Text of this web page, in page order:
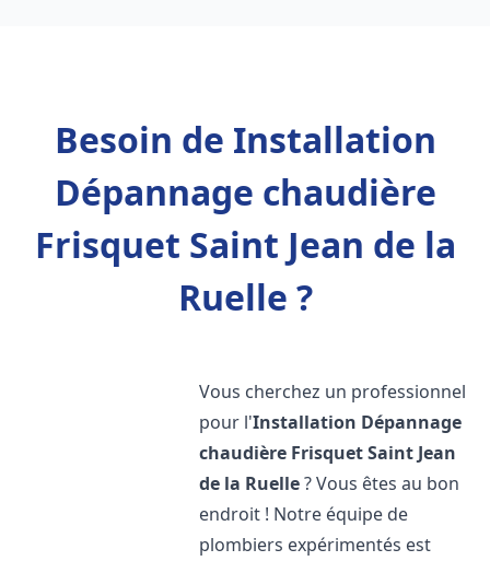
Besoin de Installation
Dépannage chaudière
Frisquet Saint Jean de la
Ruelle ?
Vous cherchez un professionnel
pour l'Installation Dépannage
chaudière FrisquetSaint Jean
de la Ruelle? Vous êtes au bon
endroit ! Notre équipe de
plombiers expérimentés est